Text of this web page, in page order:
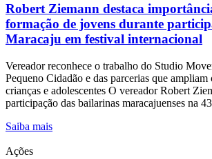
Robert Ziemann destaca
formação de jovens durante
Maracaju em festival internacional
Vereador reconhece o trabalho do Studio
Pequeno Cidadão e das parcerias que ampliam
crianças e adolescentes O vereador Robert
participação das bailarinas maracajuenses na
Saiba mais
Ações